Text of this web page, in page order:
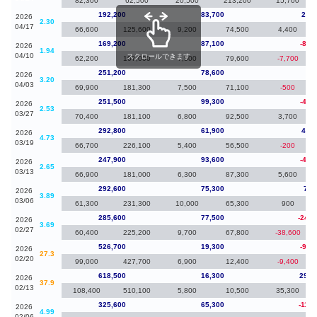
2026
04/17
2.30
192,200 83,700
66,600
125,600 9,200 74,500 4,400
2026
04/10
1.94
169,200 87,100
-
62,200
107,000 7,500 79,600 -7,700
2026
04/03
3.20
251,200 78,600
69,900
181,300 7,500 71,100 -500
2026
03/27
2.53
251,500 99,300
-
70,400
181,100 6,800 92,500 3,700
2026
03/19
4.73
292,800 61,900
66,700
226,100 5,400 56,500 -200
2026
03/13
2.65
247,900 93,600
-
66,900
181,000 6,300 87,300 5,600
2026
03/06
3.89
292,600 75,300
61,300
231,300 10,000 65,300 900
2026
02/27
3.69
285,600 77,500
-
60,400
225,200 9,700 67,800 -38,600
2026
02/20
27.3
526,700 19,300
-
99,000
427,700 6,900 12,400 -9,400
2026
02/13
37.9
618,500 16,300
108,400
510,100 5,800 10,500 35,300
2026
4.99
325,600 65,300
-
スクロールできます